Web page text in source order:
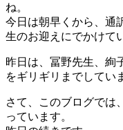
ね。
今日は朝早くから、通
生のお迎えにでかけて
昨日は、冨野先生、絢
をギリギリまでしてい
さて、このブログでは
っています。